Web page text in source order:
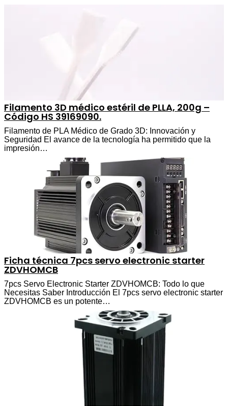
Filamento 3D médico estéril de PLLA, 200g –
Código HS 39169090.
Filamento de PLA Médico de Grado 3D: Innovación y
Seguridad El avance de la tecnología ha permitido que la
impresión…
Ficha técnica 7pcs servo electronic starter
ZDVHOMCB
7pcs Servo Electronic Starter ZDVHOMCB: Todo lo que
Necesitas Saber Introducción El 7pcs servo electronic starter
ZDVHOMCB es un potente…